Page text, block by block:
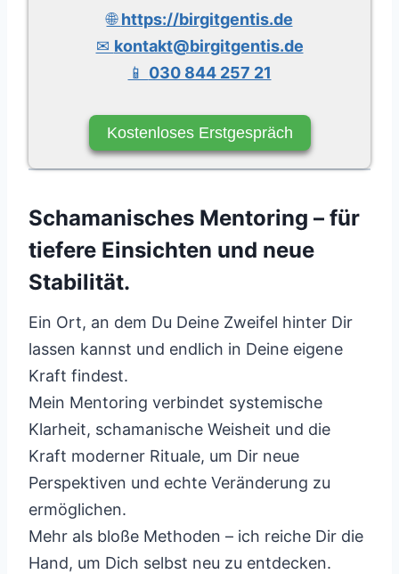
🌐https://birgitgentis.de
✉ kontakt@birgitgentis.de
📱 030 844 257 21
Kostenloses Erstgespräch
Schamanisches Mentoring – für
tiefere Einsichten und neue
Stabilität.
Ein Ort, an dem Du Deine Zweifel hinter Dir
lassen kannst und endlich in Deine eigene
Kraft findest.
Mein Mentoring verbindet systemische
Klarheit, schamanische Weisheit und die
Kraft moderner Rituale, um Dir neue
Perspektiven und echte Veränderung zu
ermöglichen.
Mehr als bloße Methoden – ich reiche Dir die
Hand, um Dich selbst neu zu entdecken.